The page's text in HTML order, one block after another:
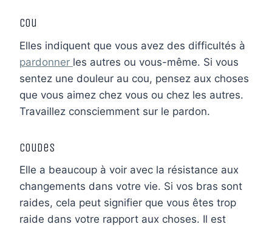
Cou
Elles indiquent que vous avez des difficultés à
pardonner les autres ou vous-même. Si vous
sentez une douleur au cou, pensez aux choses
que vous aimez chez vous ou chez les autres.
Travaillez consciemment sur le pardon.
Coudes
Elle a beaucoup à voir avec la résistance aux
changements dans votre vie. Si vos bras sont
raides, cela peut signifier que vous êtes trop
raide dans votre rapport aux choses. Il est